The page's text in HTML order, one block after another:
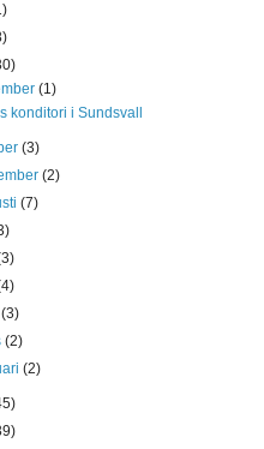
(1)
konditori i Sundsvall
(3)
(2)
(7)
(3)
(2)
(2)